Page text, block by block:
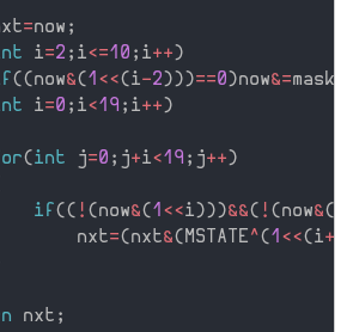
=now ;
i=2 ; i<=10 ; i++ )
( ( now&( 1 <<( i-2 ) ) )==0 )now&=mask
i=0 ; i<19 ; i++ )
( int j=0 ; j+i<19 ; j++ )
if ( ( ! ( now&( 1 <<i ) ) )&&( ! ( now&(
nxt
=( nxt&( MSTATE ^( 1 <<( i+
nxt ;